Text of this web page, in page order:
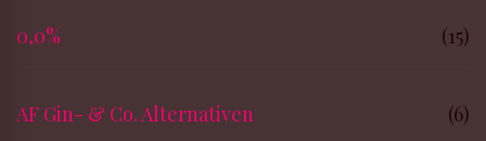
0,0% (15)
AF Gin- & Co. Alternativen (6)